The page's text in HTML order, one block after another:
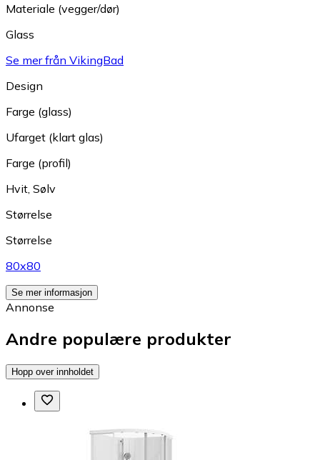
Materiale (vegger/dør)
Glass
Se mer från VikingBad
Design
Farge (glass)
Ufarget (klart glas)
Farge (profil)
Hvit Sølv
Størrelse
Størrelse
80x80
Se mer informasjon
Annonse
Andre populære produkter
Hopp over innholdet